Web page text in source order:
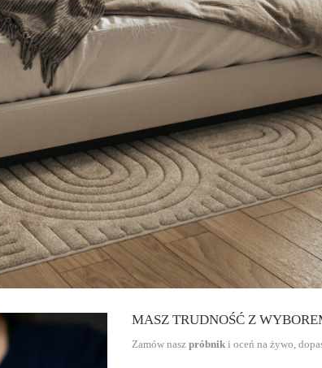
MASZ TRUDNOŚĆ Z
Zamów nasz próbnik i oceń na żywo,